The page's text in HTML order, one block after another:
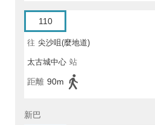
110
往 尖沙咀(麼地道)
太古城中心 站
距離 90m
新巴